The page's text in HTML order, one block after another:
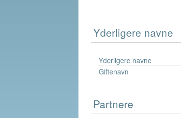
Yderligere navne
Yderligere navne
Giftenavn
Partnere